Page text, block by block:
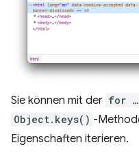
Sie können mit der for
Object.keys() -
Eigenschaften iterieren.